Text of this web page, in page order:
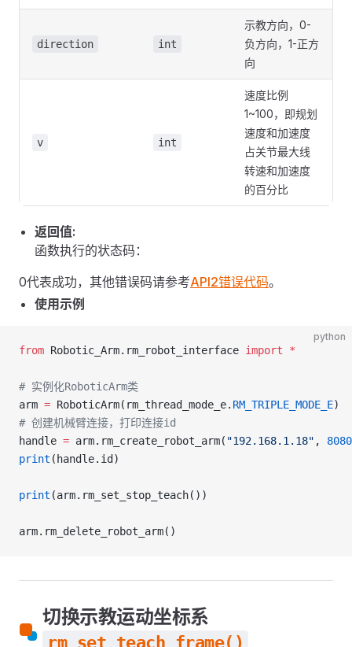
direction int
示教方向，0-
负方向，1-正方
向
v int
速度比例
1~100，即规划
速度和加速度
占关节最大线
转速和加速度
的百分比
返回值:
函数执行的状态码：
0代表成功，其他错误码请参考API2错误代码。
使用示例
python
from Robotic_Arm.rm_robot_interface import *
# 实例化RoboticArm类
arm = RoboticArm(rm_thread_mode_e. RM_TRIPLE_MODE_E)
# 创建机械臂连接，打印连接id
handle = arm.rm_create_robot_arm( "192.168.1.18" , 8080
print (handle.id)
print (arm.rm_set_stop_teach())
arm.rm_delete_robot_arm()
切换示教运动坐标系
rm_set_teach_frame()